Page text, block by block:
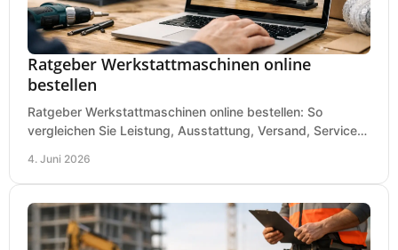
Ratgeber Werkstattmaschinen online
bestellen
Ratgeber Werkstattmaschinen online bestellen: So
vergleichen Sie Leistung, Ausstattung, Versand, Service
4. Juni 2026